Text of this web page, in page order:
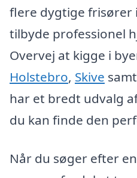
flere dygtige frisører
tilbyde professionel
Overvej at kigge i
Holstebro, Skive samt
har et bredt udvalg
du kan finde den
Når du søger efter